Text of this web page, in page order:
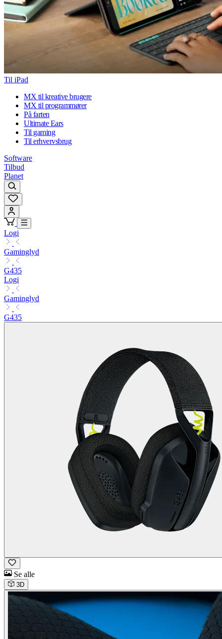
Til iPad
MX til kreative brugere
MX til programmører
På farten
Ultimate Ears
Til gaming
Til erhvervsbrug
Software
Tilbud
Planet
Logi
Gaminglyd
G435
Logi
Gaminglyd
G435
Se alle
3D